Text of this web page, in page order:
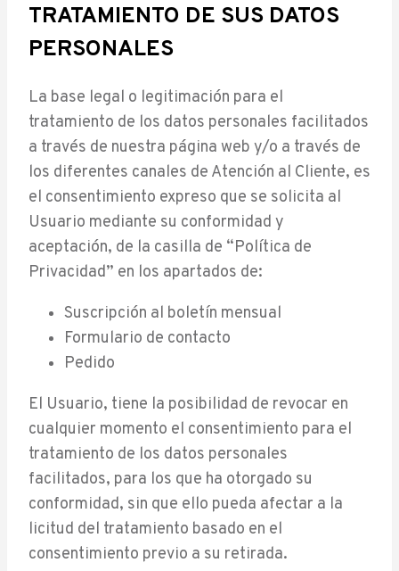
TRATAMIENTO DE SUS DATOS
PERSONALES
La base legal o legitimación para el
tratamiento de los datos personales facilitados
a través de nuestra página web y/o a través de
los diferentes canales de Atención al Cliente, es
el consentimiento expreso que se solicita al
Usuario mediante su conformidad y
aceptación, de la casilla de “Política de
Privacidad” en los apartados de:
Suscripción al boletín mensual
Formulario de contacto
Pedido
El Usuario, tiene la posibilidad de revocar en
cualquier momento el consentimiento para el
tratamiento de los datos personales
facilitados, para los que ha otorgado su
conformidad, sin que ello pueda afectar a la
licitud del tratamiento basado en el
consentimiento previo a su retirada.